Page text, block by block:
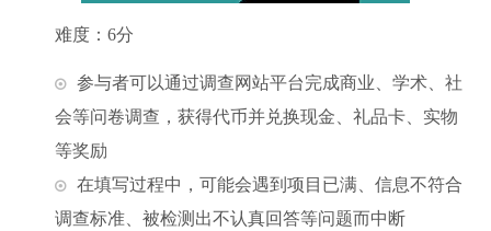
难度：6分
参与者可以通过调查网站平台完成商业、学术、社
会等问卷调查，获得代币并兑换现金、礼品卡、实物
等奖励
在填写过程中，可能会遇到项目已满、信息不符合
调查标准、被检测出不认真回答等问题而中断